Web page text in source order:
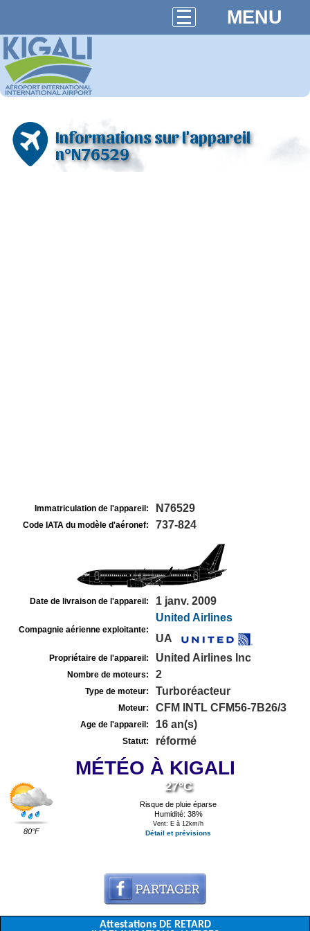
MENU
Informations sur l'appareil
n°N76529
Immatriculation de l'appareil: N76529
Code IATA du modèle d'aéronef: 737-824
Date de livraison de l'appareil: 1 janv. 2009
Compagnie aérienne exploitante:
United Airlines
UA
Propriétaire de l'appareil: United Airlines Inc
Nombre de moteurs: 2
Type de moteur: Turboréacteur
Moteur: CFM INTL CFM56-7B26/3
Age de l'appareil: 16 an(s)
Statut: réformé
MÉTÉO À KIGALI
80°F
27°C
Risque de pluie éparse
Humidité: 38%
Vent: E à 12km/h
Détail et prévisions
Attestations DE RETARD